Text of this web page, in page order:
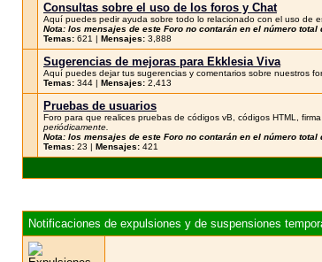
Consultas sobre el uso de los foros y Chat
Aquí puedes pedir ayuda sobre todo lo relacionado con el uso de
Nota: los mensajes de este Foro no contarán en el número total
Temas: 621 | Mensajes: 3,888
Sugerencias de mejoras para Ekklesia Viva
Aquí puedes dejar tus sugerencias y comentarios sobre nuestros
Temas: 344 | Mensajes: 2,413
Pruebas de usuarios
Foro para que realices pruebas de códigos vB, códigos HTML,
periódicamente.
Nota: los mensajes de este Foro no contarán en el número total
Temas: 23 | Mensajes: 421
Notificaciones de expulsiones y de suspensiones